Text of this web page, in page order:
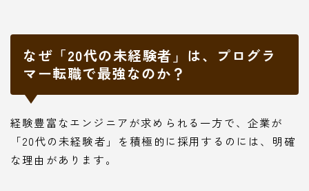
なぜ「20代の未経験者」は、プログラ
マー転職で最強なのか？
経験豊富なエンジニアが求められる一方で、企業が
「20代の未経験者」を積極的に採用するのには、明確
な理由があります。